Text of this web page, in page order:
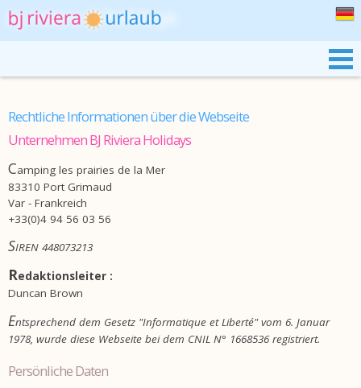
PRAIRIES DE LA MER
SÜDFRANKREICH
BUCHUNG
Rechtliche Informationen über die Webseite
Unternehmen BJ Riviera Holidays
Camping les prairies de la Mer
83310 Port Grimaud
Var - Frankreich
+33(0)4 94 56 03 56
SIREN 448073213
Redaktionsleiter :
Duncan Brown
Entsprechend dem Gesetz "Informatique et Liberté" vom 6. Januar
1978, wurde diese Webseite bei dem CNIL N° 1668536 registriert.
persönliche Daten